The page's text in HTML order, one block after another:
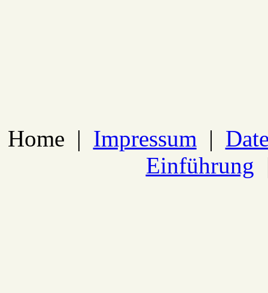
Home | Impressum |
Einführung